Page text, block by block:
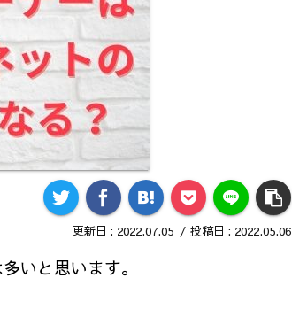
2022.07.05 2022.05.06
いと思います。